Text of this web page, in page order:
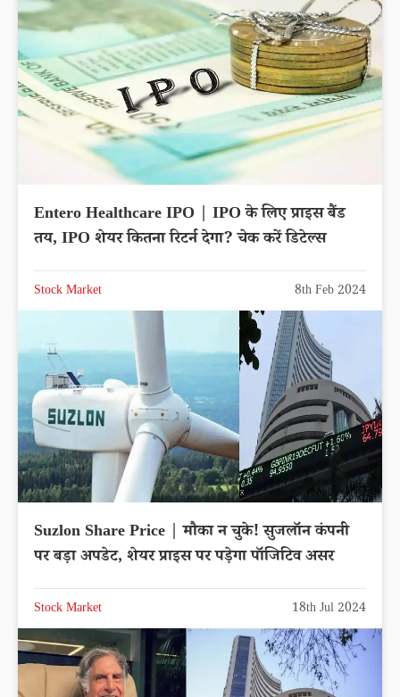
Entero Healthcare IPO | IPO के लिए प्राइस बैंड
तय, IPO शेयर कितना रिटर्न देगा? चेक करें डिटेल्स
Stock Market 8th Feb 2024
Suzlon Share Price | मौका न चुके! सुजलॉन कंपनी
पर बड़ा अपडेट, शेयर प्राइस पर पड़ेगा पॉजिटिव असर
Stock Market 18th Jul 2024